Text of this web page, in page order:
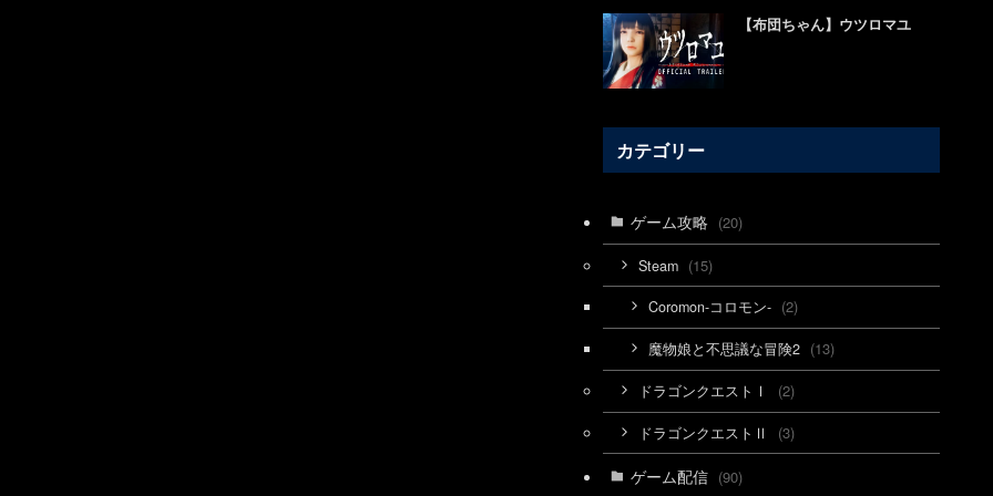
【布団ちゃん】ウツロマユ
カテゴリー
ゲーム攻略 (20)
Steam (15)
Coromon-コロモン- (2)
魔物娘と不思議な冒険2 (13)
ドラゴンクエストⅠ (2)
ドラゴンクエストⅡ (3)
ゲーム配信 (90)